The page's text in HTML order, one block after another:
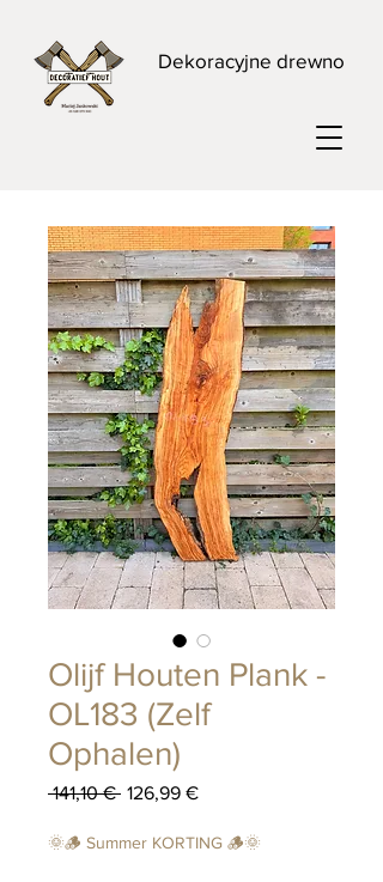
Dekoracyjne drewno
Olijf Houten Plank -
OL183 (Zelf
Ophalen)
141,10 € Regularna
126,99 €Cena
🌞🪵 Summer KORTING 🪵🌞